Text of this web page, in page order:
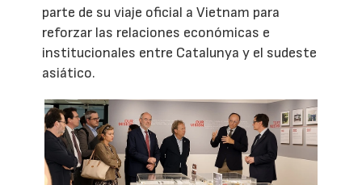
parte de su viaje oficial a Vietnam para
reforzar las relaciones económicas e
institucionales entre Catalunya y el sudeste
asiático.